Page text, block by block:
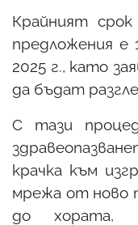
Крайният
предложения е
2025 г., като
да бъдат
С тази
крачка към
мрежа от ново
до хората,